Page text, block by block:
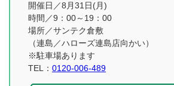
開催日／8月31日(月)
時間／9：00～19：00
場所／サンテク倉敷
（連島／ハローズ連島店向かい）
※駐車場あります
TEL： 0120-006-489